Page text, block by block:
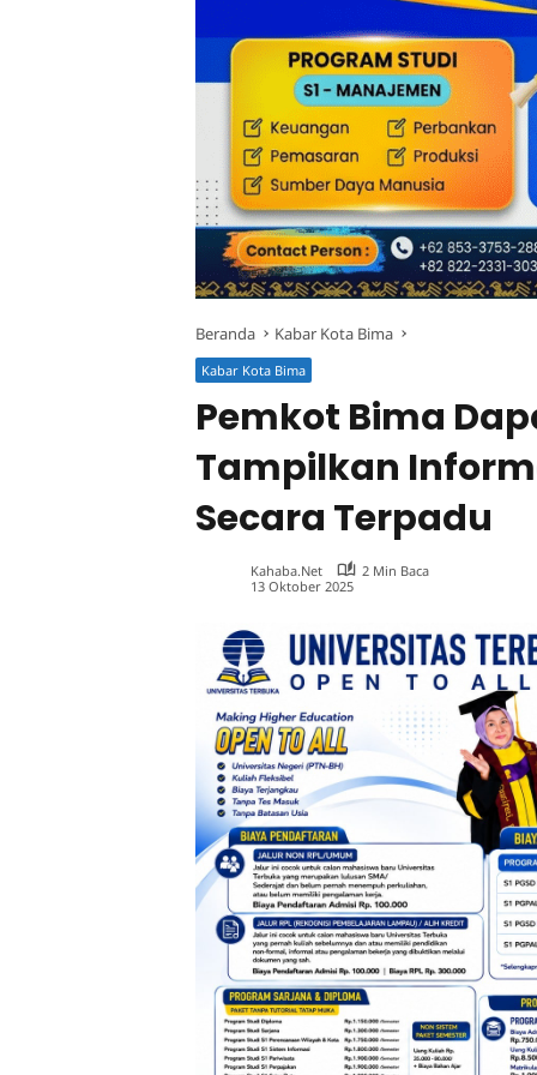
Beranda Kabar Kota Bima
Kabar Kota Bima
Pemkot Bima
Tampilkan
Secara Terpadu
Kahaba.net
2 Min Baca
13 Oktober 2025